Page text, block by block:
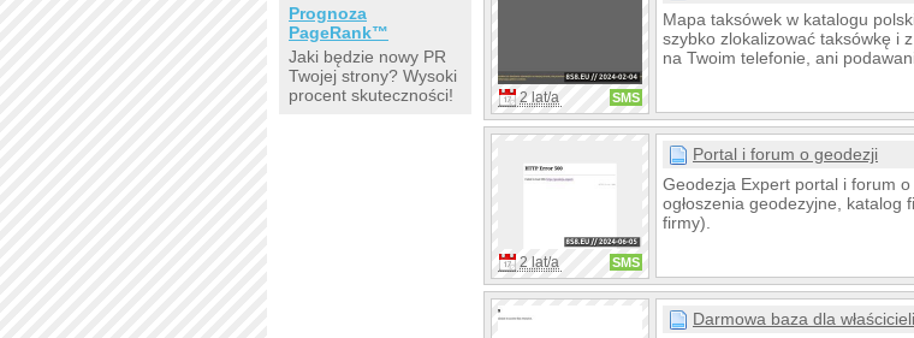
2 lat/a SMS
Mapa taksówek w katalogu
szybko zlokalizować taksówkę i
na Twoim telefonie, ani
2 lat/a SMS
Portal i forum o geodezji
Geodezja Expert portal i forum o
ogłoszenia geodezyjne, katalog
firmy).
Darmowa baza dla
Prognoza
PageRank™
Jaki będzie nowy PR
Twojej strony? Wysoki
procent skuteczności!